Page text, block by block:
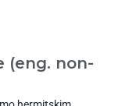
(eng. non-